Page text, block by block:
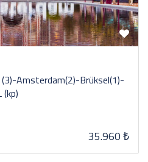
(3)-Amsterdam(2)-Brüksel(1)-
35.960 ₺